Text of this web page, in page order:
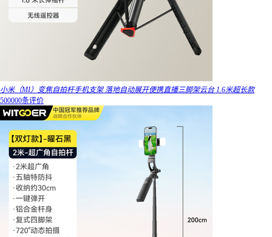
小米（MI）变焦自拍杆手机支架 落地自动展开便携直播三脚架云台 1.6米超长款
500000条评价